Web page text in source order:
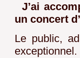
J’ai
un concert
Le public,
exceptionnel.